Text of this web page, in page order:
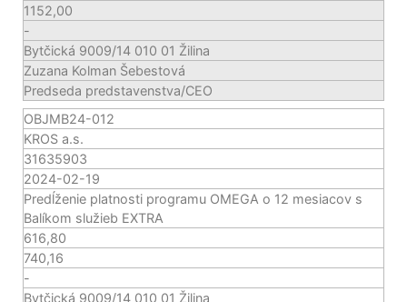
1152,00
-
Bytčická 9009/14 010 01 Žilina
Zuzana Kolman Šebestová
Predseda predstavenstva/CEO
OBJMB24-012
KROS a.s.
31635903
2024-02-19
Predĺženie platnosti programu OMEGA o 12 mesiacov s
Balíkom služieb EXTRA
616,80
740,16
-
Bytčická 9009/14 010 01 Žilina